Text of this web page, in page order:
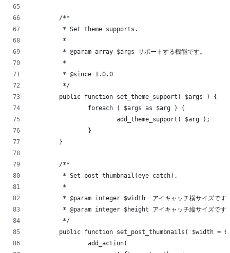
	/**
	 * Set theme supports.
	 *
	 * @param array $args サポートする機能です。
	 *
	 * @since 1.0.0
	 */
	public function set_theme_support( $args ) {
		foreach ( $args as $arg ) {
			add_theme_support( $arg );
		}
	}
	/**
	 * Set post thumbnail(eye catch).
	 *
* @param integer $width  アイキャッチ横サイズです
* @param integer $height アイキャッチ縦サイズです
	 */
public function set_post_thumbnails( $width =
		add_action(